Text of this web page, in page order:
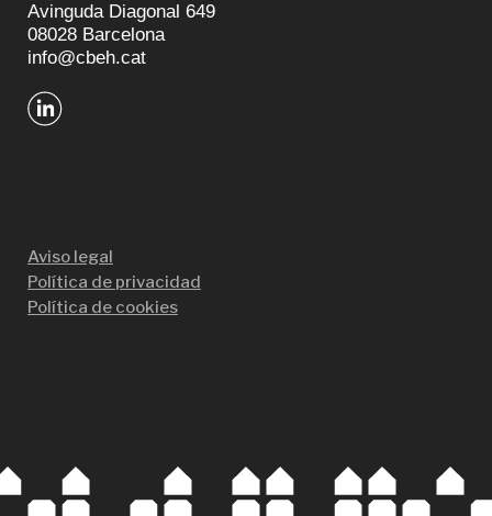
Avinguda Diagonal 649
08028 Barcelona
info@cbeh.cat
Aviso legal
Política de privacidad
Política de cookies